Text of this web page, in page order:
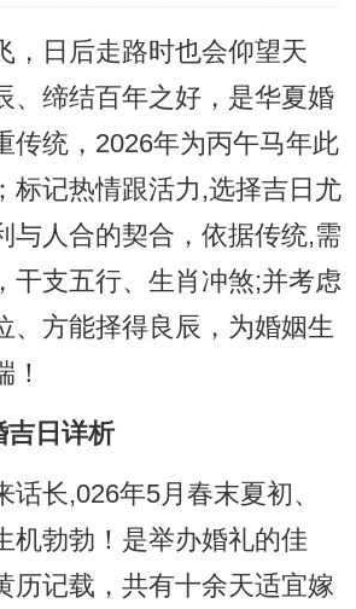
，日后走路时也会仰望天
、缔结百年之好，是华夏婚
传统，2026年为丙午马年此
标记热情跟活力,选择吉日尤
与人合的契合，依据传统,需
干支五行、生肖冲煞;并考虑
、方能择得良辰，为婚姻生
吉日详析
话长,026年5月春末夏初、
机勃勃！是举办婚礼的佳
历记载，共有十余天适宜嫁